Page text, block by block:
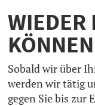
WIEDER
KÖNNEN
Sobald wir über
werden wir tätig
gegen Sie bis zur